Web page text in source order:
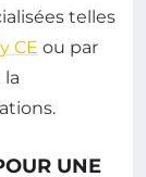
telles
CE ou par
UNE